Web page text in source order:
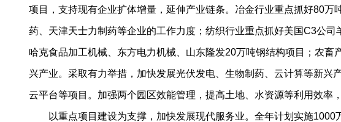
项目，支持现有企业扩体增量，延伸产业链条。冶金行业重点抓好80
药、天津天士力制药等企业的工作力度；纺织行业重点抓好美国C3公
哈克食品加工机械、东方电力机械、山东隆发20万吨钢结构项目；农
兴产业。采取有力举措，加快发展光伏发电、生物制药、云计算等新
云平台等项目。加强两个园区效能管理，提高土地、水资源等利用效率
以重点项目建设为支撑，加快发展现代服务业。全年计划实施1000